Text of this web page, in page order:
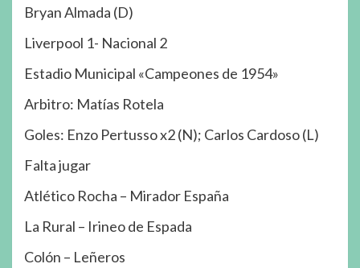
Bryan Almada (D)
Liverpool 1- Nacional 2
Estadio Municipal «Campeones de 1954»
Arbitro: Matías Rotela
Goles: Enzo Pertusso x2 (N); Carlos Cardoso (L)
Falta jugar
Atlético Rocha – Mirador España
La Rural – Irineo de Espada
Colón – Leñeros